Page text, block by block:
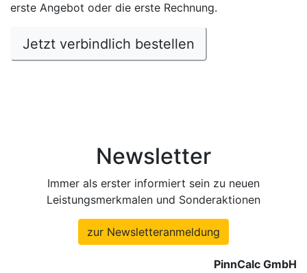
erste Angebot oder die erste Rechnung.
Jetzt verbindlich bestellen
Newsletter
Immer als erster informiert sein zu neuen
Leistungsmerkmalen und Sonderaktionen
zur Newsletteranmeldung
PinnCalc GmbH